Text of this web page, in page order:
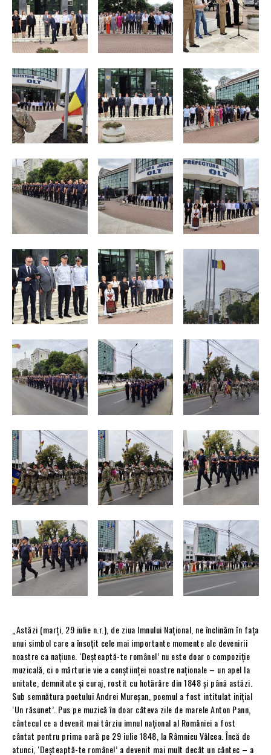
„Astăzi (marți, 29 iulie n.r.), de ziua Imnului Naţional, ne înclinăm în faţa
unui simbol care a însoţit cele mai importante momente ale devenirii
noastre ca naţiune. ‘Deşteaptă-te române!’ nu este doar o compoziţie
muzicală, ci o mărturie vie a conştiinţei noastre naţionale – un apel la
unitate, demnitate şi curaj, rostit cu hotărâre din 1848 şi până astăzi.
Sub semnătura poetului Andrei Mureşan, poemul a fost intitulat inițial
‘Un răsunet’. Pus pe muzică în doar câteva zile de marele Anton Pann,
cântecul ce a devenit mai târziu imnul național al României a fost
cântat pentru prima oară pe 29 iulie 1848, la Râmnicu Vâlcea. Încă de
atunci, ‘Deşteaptă-te române!’ a devenit mai mult decât un cântec – a